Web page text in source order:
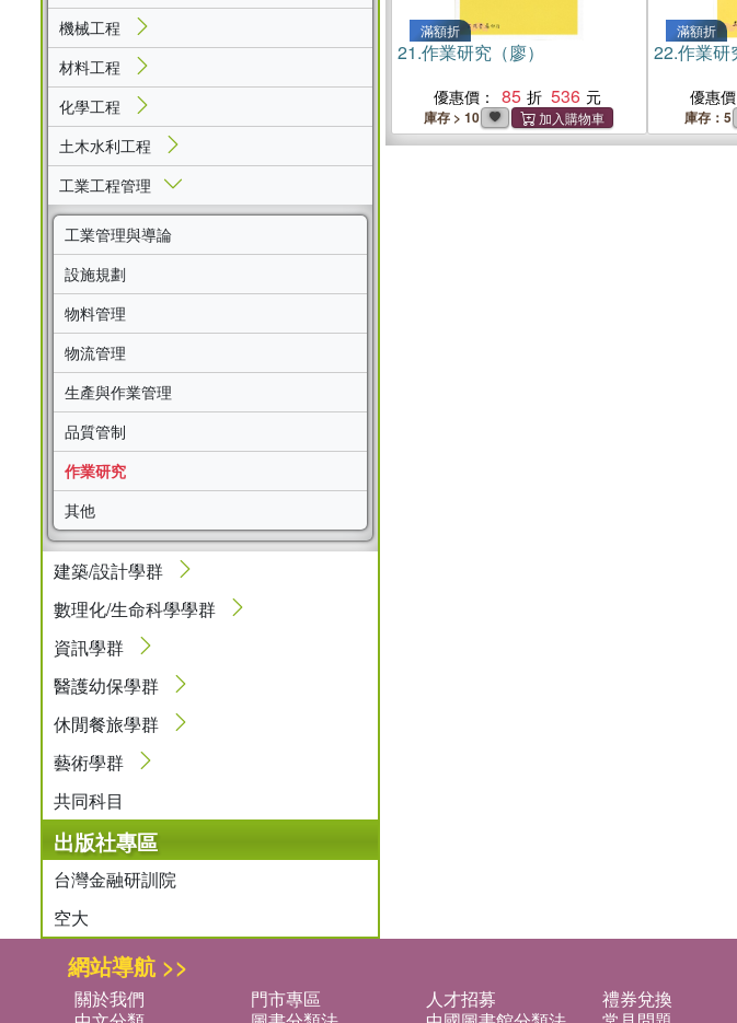
機械工程
材料工程
化學工程
土木水利工程
工業工程管理
工業管理與導論
設施規劃
物料管理
物流管理
生產與作業管理
品質管制
作業研究
其他
建築/設計學群
數理化/生命科學學群
資訊學群
醫護幼保學群
休閒餐旅學群
藝術學群
共同科目
出版社專區
台灣金融研訓院
空大
滿額折
21.作業研究（廖）
優惠價： 85 536
庫存 > 10
滿額折
22.作業研
優惠價
庫存：5
網站導航 >>
關於我們 門市專區 人才招募 禮券兌換